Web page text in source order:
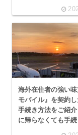
海外在住者の強い
モバイル』を契約
手続き方法をご紹
に帰らなくても手